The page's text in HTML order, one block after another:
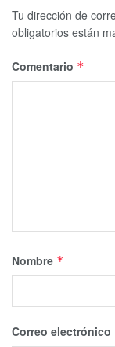
Tu dirección de
obligatorios están
Comentario *
Nombre *
Correo electrónico